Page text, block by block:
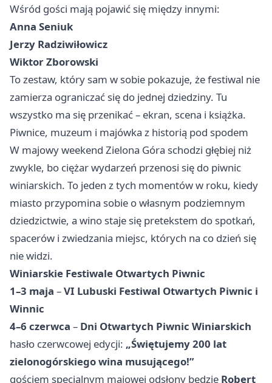
Wśród gości mają pojawić się między innymi:
Anna Seniuk
Jerzy Radziwiłowicz
Wiktor Zborowski
To zestaw, który sam w sobie pokazuje, że festiwal nie
zamierza ograniczać się do jednej dziedziny. Tu
wszystko ma się przenikać – ekran, scena i książka.
Piwnice, muzeum i majówka z historią pod spodem
W majowy weekend Zielona Góra schodzi głębiej niż
zwykle, bo ciężar wydarzeń przenosi się do piwnic
winiarskich. To jeden z tych momentów w roku, kiedy
miasto przypomina sobie o własnym podziemnym
dziedzictwie, a wino staje się pretekstem do spotkań,
spacerów i zwiedzania miejsc, których na co dzień się
nie widzi.
Winiarskie Festiwale Otwartych Piwnic
1–3 maja –VI Lubuski Festiwal Otwartych Piwnic i
Winnic
4–6 czerwca – Dni Otwartych Piwnic Winiarskich
hasło czerwcowej edycji: „Świętujemy 200 lat
zielonogórskiego wina musującego!”
gościem specjalnym majowej odsłony będzie Robert